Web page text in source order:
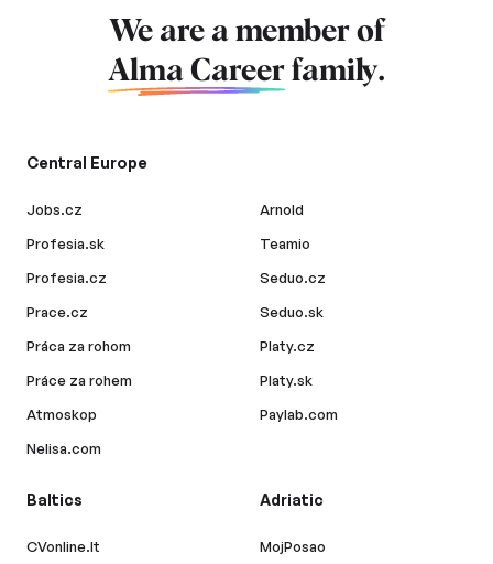
We are a member of
Alma Career family.
Central Europe
Jobs.cz
Profesia.sk
Profesia.cz
Prace.cz
Práca za rohom
Práce za rohem
Atmoskop
Nelisa.com
Arnold
Teamio
Seduo.cz
Seduo.sk
Platy.cz
Platy.sk
Paylab.com
Baltics
CVonline.lt
Adriatic
MojPosao